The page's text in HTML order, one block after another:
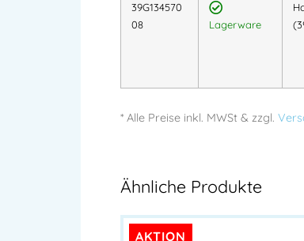
39G134570
08
Lagerware
* Alle Preise inkl. MWSt & zzgl.
Ähnliche Produkte
AKTION